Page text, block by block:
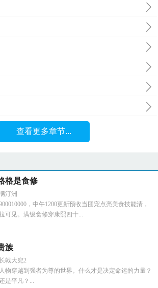
查看更多章节...
格是食修
汀洲
，中午1200更新预收当团宠点亮美食技能清，
可见。满级食修穿康熙四十...
族
戟大兜2
物穿越到强者为尊的世界。什么才是决定命运的力量？
是平凡？...